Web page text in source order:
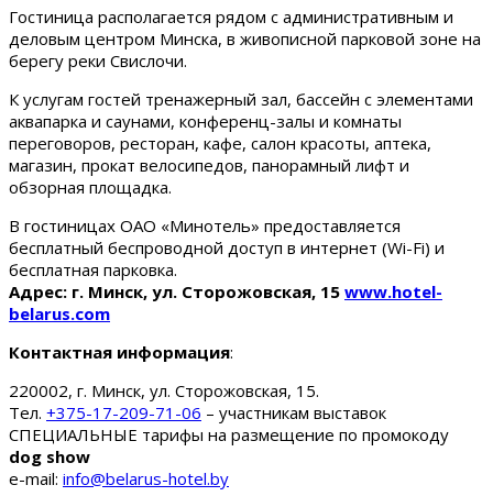
Гостиница располагается рядом с административным и
деловым центром Минска, в живописной парковой зоне на
берегу реки Свислочи.
К услугам гостей тренажерный зал, бассейн с элементами
аквапарка и саунами, конференц-залы и комнаты
переговоров, ресторан, кафе, салон красоты, аптека,
магазин, прокат велосипедов, панорамный лифт и
обзорная площадка.
В гостиницах ОАО «Минотель» предоставляется
бесплатный беспроводной доступ в интернет (Wi-Fi) и
бесплатная парковка.
Адрес: г. Минск, ул. Сторожовская, 15 www.hotel-
belarus.com
Контактная информация:
220002, г. Минск, ул. Сторожовская, 15.
Тел. +375-17-209-71-06 – участникам выставок
СПЕЦИАЛЬНЫЕ тарифы на размещение по промокоду
dog show
e-mail: info@belarus-hotel.by